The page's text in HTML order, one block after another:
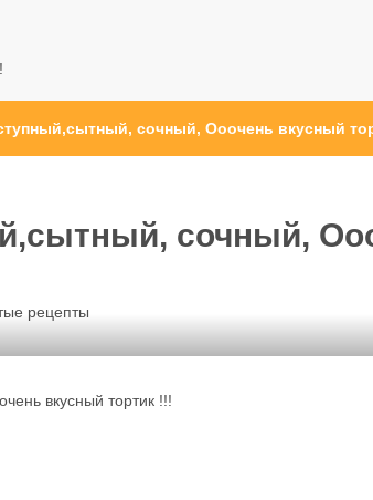
сочный, Ооочень вкусный
сочный,
рецепты
вкусный тортик !!!